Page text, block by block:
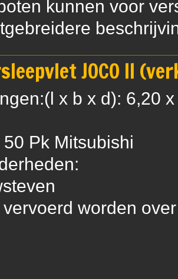
kunnen voor
JOCO II
x b x d): 6,20
50 Pk Mitsubishi
vervoerd worden